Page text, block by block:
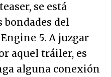
se está
bondades del
5. A juzgar
aquel tráiler, es
alguna conexión